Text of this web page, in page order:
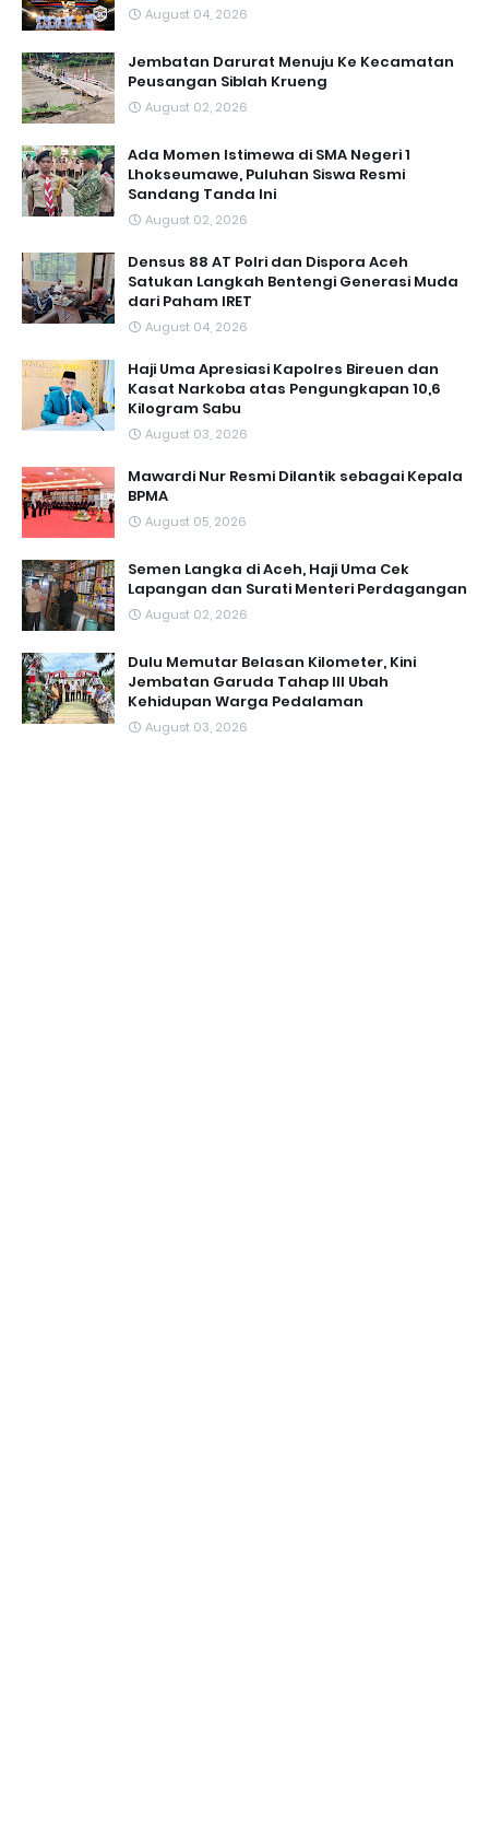
August 04, 2026
Jembatan Darurat Menuju Ke Kecamatan
Peusangan Siblah Krueng
August 02, 2026
Ada Momen Istimewa di SMA Negeri 1
Lhokseumawe, Puluhan Siswa Resmi
Sandang Tanda Ini
August 02, 2026
Densus 88 AT Polri dan Dispora Aceh
Satukan Langkah Bentengi Generasi Muda
dari Paham IRET
August 04, 2026
Haji Uma Apresiasi Kapolres Bireuen dan
Kasat Narkoba atas Pengungkapan 10,6
Kilogram Sabu
August 03, 2026
Mawardi Nur Resmi Dilantik sebagai Kepala
BPMA
August 05, 2026
Semen Langka di Aceh, Haji Uma Cek
Lapangan dan Surati Menteri Perdagangan
August 02, 2026
Dulu Memutar Belasan Kilometer, Kini
Jembatan Garuda Tahap III Ubah
Kehidupan Warga Pedalaman ‎
August 03, 2026